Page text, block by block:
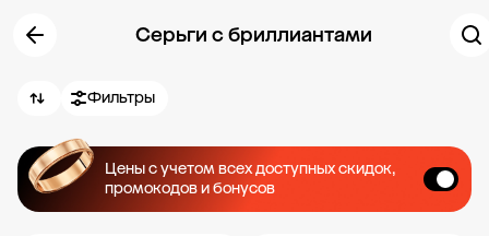
Серьги с бриллиантами
Фильтры
Цены с учетом всех доступных скидок,
промокодов и бонусов